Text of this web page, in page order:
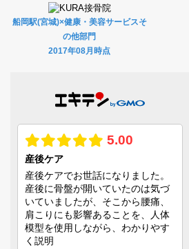
船岡駅(宮城)×健康・美容サービスそ
の他部門
2017年08月時点